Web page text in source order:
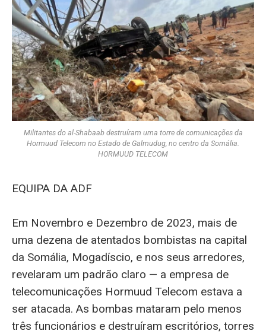
Militantes do al-Shabaab destruíram uma torre de comunicações da
Hormuud Telecom no Estado de Galmudug, no centro da Somália.
HORMUUD TELECOM
EQUIPA DA ADF
Em Novembro e Dezembro de 2023, mais de
uma dezena de atentados bombistas na capital
da Somália, Mogadíscio, e nos seus arredores,
revelaram um padrão claro — a empresa de
telecomunicações Hormuud Telecom estava a
ser atacada. As bombas mataram pelo menos
três funcionários e destruíram escritórios, torres